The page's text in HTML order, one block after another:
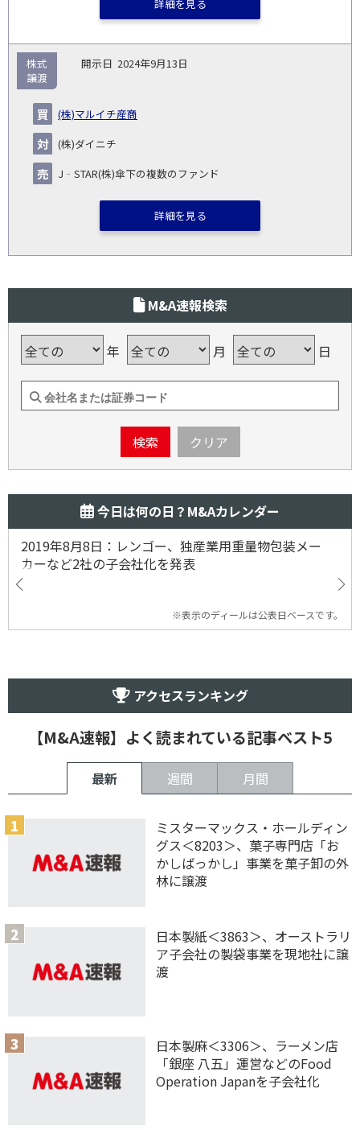
詳細を見る
2024年9月13日
(株)マルイチ産商
(株)ダイニチ
J‐STAR(株)傘下の複数のファンド
株式
譲渡
詳細を見る
M&A速報検索
年 月 日
検索 クリア
今日は何の日？M&Aカレンダー
2019年8月8日：レンゴー、独産業用重量物包装メー
カーなど2社の子会社化を発表
※表示のディールは公表日ベースです。
アクセスランキング
【M&A速報】よく読まれている記事ベスト5
最新 週間 月間
ミスターマックス・ホールディン
グス＜8203＞、菓子専門店「お
かしばっかし」事業を菓子卸の外
林に譲渡
日本製紙＜3863＞、オーストラリ
ア子会社の製袋事業を現地社に譲
渡
日本製麻＜3306＞、ラーメン店
「銀座 八五」運営などのFood
Operation Japanを子会社化